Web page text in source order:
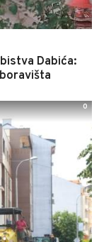
Dabića:
0